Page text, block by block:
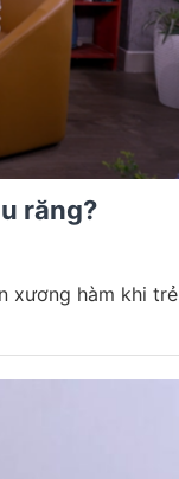
răng?
xương hàm khi trẻ